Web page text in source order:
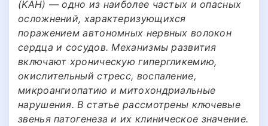
(KAН) — одно из наиболее частых и опасных
осложнений, характеризующихся
поражением автономных нервных волокон
сердца и сосудов. Механизмы развития
включают хроническую гипергликемию,
окислительный стресс, воспаление,
микроангиопатию и митохондриальные
нарушения. В статье рассмотрены ключевые
звенья патогенеза и их клиническое значение.